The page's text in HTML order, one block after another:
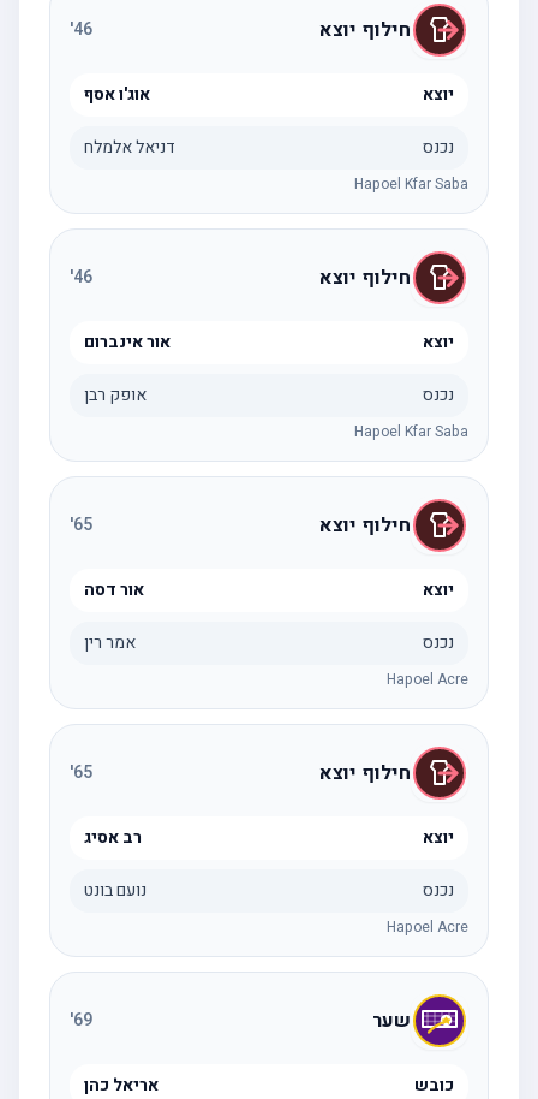
חילוף יוצא 46
'
יוצא אוג'ו אסף
נכנס דניאל אלמלח
Hapoel Kfar Saba
חילוף יוצא 46
'
יוצא אור אינברום
נכנס אופק רבן
Hapoel Kfar Saba
חילוף יוצא 65
'
יוצא אור דסה
נכנס אמר רין
Hapoel Acre
חילוף יוצא 65
'
יוצא רב אסיג
נכנס נועם בונט
Hapoel Acre
שער 69
'
כובש אריאל כהן